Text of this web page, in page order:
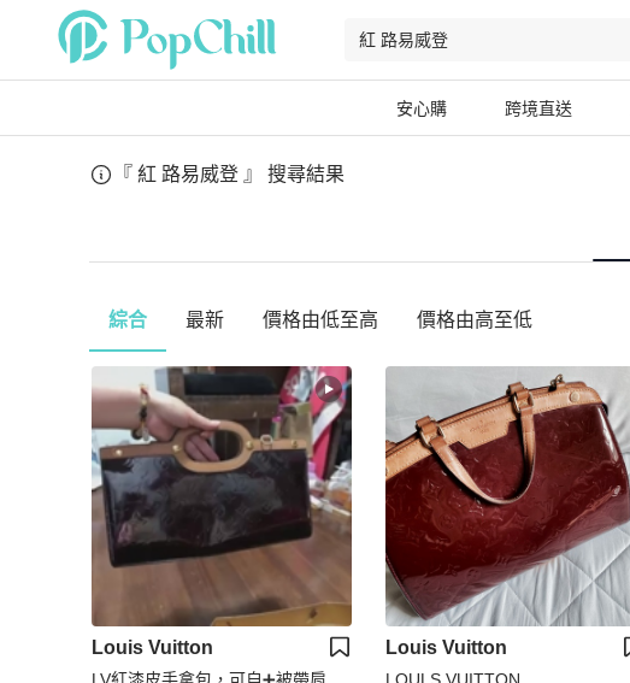
安心購 跨境直送
『 紅 路易威登 』 搜尋結果
綜合 最新 價格由低至高 價格由高至低
Louis Vuitton Louis Vuitton